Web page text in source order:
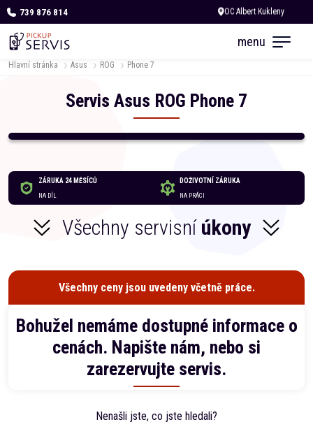
739 876 814
Dnes otevřeno od 10:00
menu
Hlavní stránka Asus ROG Phone 7
Servis Asus ROG Phone 7
ZÁRUKA 24 MĚSÍCŮ
NA DÍL
DOŽIVOTNÍ ZÁRUKA
NA PRÁCI
Všechny servisní úkony
Všechny ceny jsou uvedeny včetně práce.
Bohužel nemáme dostupné informace o
cenách. Napište nám, nebo si
zarezervujte servis.
Nenašli jste, co jste hledali?